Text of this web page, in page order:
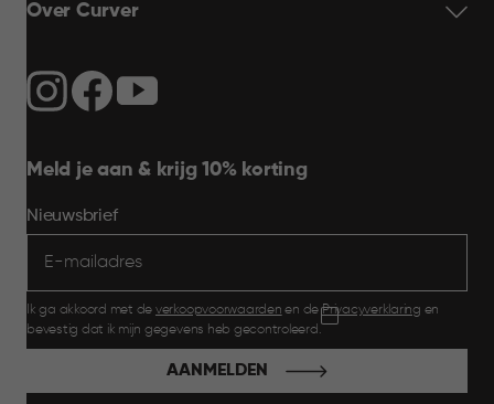
Over Curver
Meld je aan & krijg 10% korting
Nieuwsbrief
Ik ga akkoord met de verkoopvoorwaarden en dePrivacyverklaring en
bevestig dat ik mijn gegevens heb gecontroleerd.
AANMELDEN